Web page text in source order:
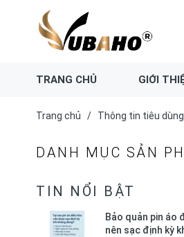
TRANG CHỦ GIỚI
Trang chủ / Thông tin tiêu dùng
DANH MỤC SẢN
TIN NỔI BẬT
Bảo quản pin áo
nên sạc định kỳ